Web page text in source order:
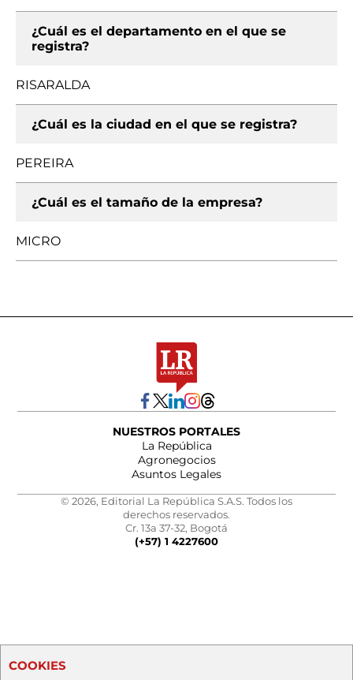
¿Cuál es el departamento en el que se
registra?
RISARALDA
¿Cuál es la ciudad en el que se registra?
PEREIRA
¿Cuál es el tamaño de la empresa?
MICRO
NUESTROS PORTALES
La República
Agronegocios
Asuntos Legales
© 2026, Editorial La República S.A.S. Todos los
derechos reservados.
Cr. 13a 37-32, Bogotá
(+57) 1 4227600
COOKIES